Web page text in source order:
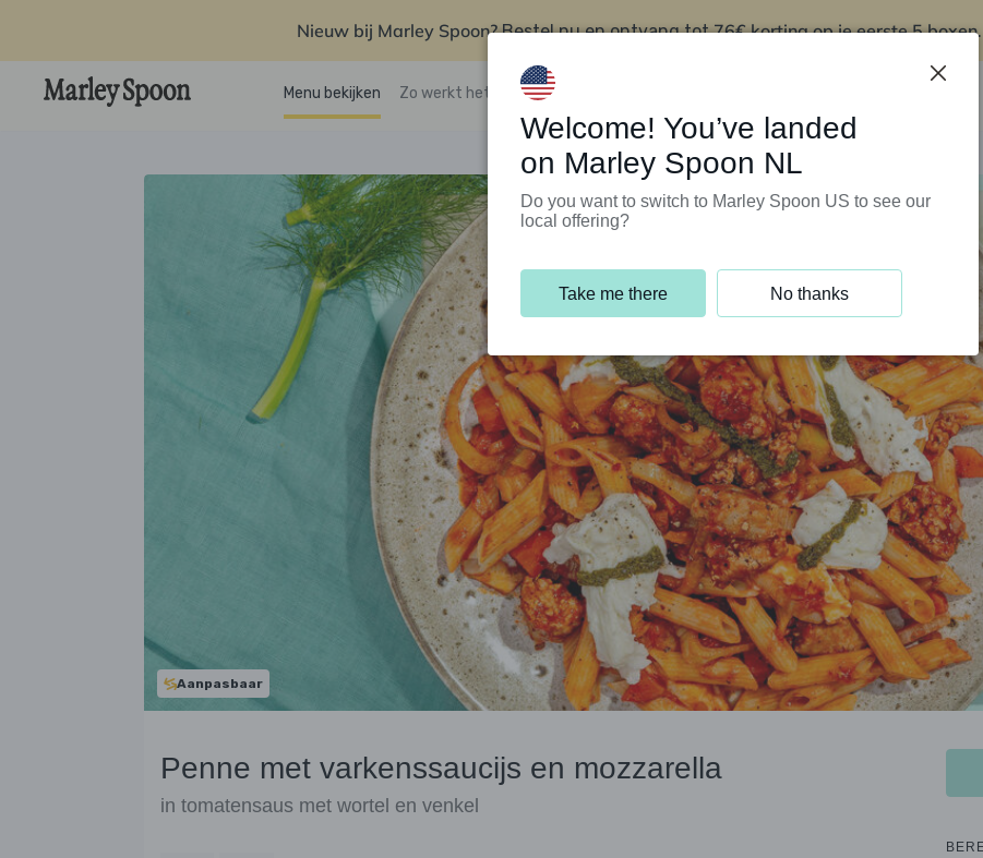
Nieuw bij Marley Spoon?Bestel nu en ontvang tot76€ korting op je eerste 5 boxen.
Menu bekijken Zo werkt het Klantenservice
Aanpasbaar
Penne met varkenssaucijs en mozzarella
in tomatensaus met wortel en venkel
Welcome! You’ve landed
on Marley Spoon NL
Do you want to switch to Marley Spoon US to see our
local offering?
Take me there No thanks